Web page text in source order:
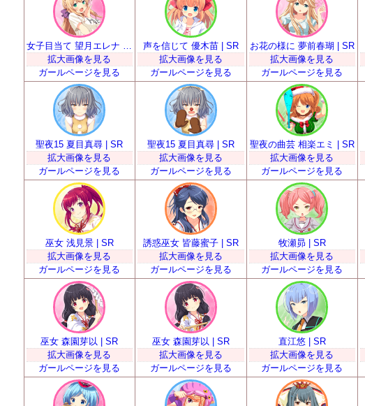
女子目当て 望月エレナ | SR
拡大画像を見る
ガールページを見る
声を信じて 優木苗 | SR
拡大画像を見る
ガールページを見る
お花の様に 夢前春瑚 | SR
拡大画像を見る
ガールページを見る
聖夜15 夏目真尋 | SR
拡大画像を見る
ガールページを見る
聖夜15 夏目真尋 | SR
拡大画像を見る
ガールページを見る
聖夜の曲芸 相楽エミ | SR
拡大画像を見る
ガールページを見る
巫女 浅見景 | SR
拡大画像を見る
ガールページを見る
誘惑巫女 皆藤蜜子 | SR
拡大画像を見る
ガールページを見る
牧瀬昴 | SR
拡大画像を見る
ガールページを見る
巫女 森園芽以 | SR
拡大画像を見る
ガールページを見る
巫女 森園芽以 | SR
拡大画像を見る
ガールページを見る
直江悠 | SR
拡大画像を見る
ガールページを見る